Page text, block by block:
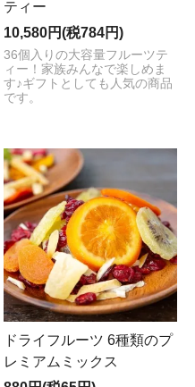
ティー
10,580円(税784円)
36個入りの大容量フルーツテ
ィー！家族みんなで楽しめま
す♪ギフトとしても人気の商品
です。
ドライフルーツ 6種類のプ
レミアムミックス